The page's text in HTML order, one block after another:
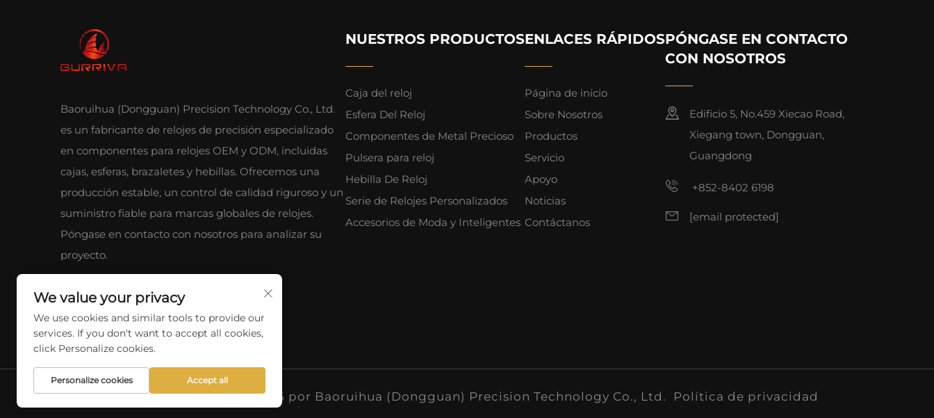
Baoruihua (Dongguan) Precision Technology Co., Ltd.
es un fabricante de relojes de precisión especializado
en componentes para relojes OEM y ODM, incluidas
cajas, esferas, brazaletes y hebillas. Ofrecemos una
producción estable, un control de calidad riguroso y un
suministro fiable para marcas globales de relojes.
Póngase en contacto con nosotros para analizar su
proyecto.
NUESTROS PRODUCTOS
Caja del reloj
Esfera Del Reloj
Componentes de Metal Precioso
Pulsera para reloj
Hebilla De Reloj
Serie de Relojes Personalizados
Accesorios de Moda y Inteligentes
ENLACES RÁPIDOS
Página de inicio
Sobre Nosotros
Productos
Servicio
Apoyo
Noticias
Contáctanos
PÓNGASE EN CONTACTO
CON NOSOTROS
Edificio 5, No.459 Xiecao Road,
Xiegang town, Dongguan,
Guangdong
+852-8402 6198
[email protected]
Derechos de autor © 2025 por Baoruihua (Dongguan) Precision Technology Co., Ltd. Política de privacidad
We value your privacy
We use cookies and similar tools to provide our
services. If you don't want to accept all cookies,
click Personalize cookies.
Personalize cookies Accept all